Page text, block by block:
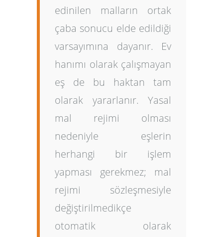
edinilen malların ortak
çaba sonucu elde edildiği
varsayımına dayanır. Ev
hanımı olarak çalışmayan
eş de bu haktan tam
olarak yararlanır. Yasal
mal rejimi olması
nedeniyle eşlerin
herhangi bir işlem
yapması gerekmez; mal
rejimi sözleşmesiyle
değiştirilmedikçe
otomatik olarak